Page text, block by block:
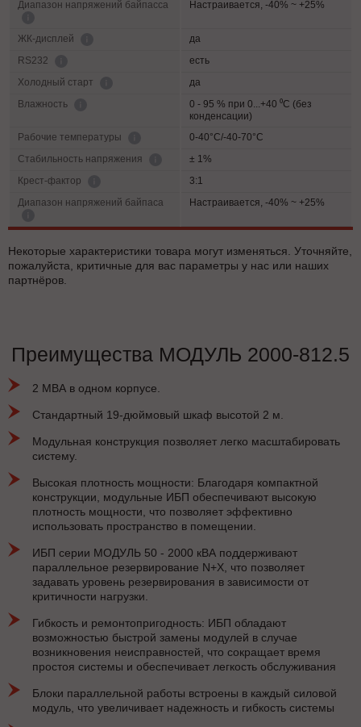
Диапазон напряжений байпасса Настраивается, -40% ~ +25%
ЖК-дисплей
да
RS232
есть
Холодный старт
да
Влажность
0 - 95 % при 0...+40 ⁰С (без
конденсации)
Рабочие температуры
0-40°C/-40-70°C
Cтабильность напряжения
± 1%
Крест-фактор
3:1
Диапазон напряжений байпаса
Настраивается, -40% ~ +25%
Некоторые характеристики товара могут изменяться. Уточняйте,
пожалуйста, критичные для вас параметры у нас или наших
партнёров.
Преимущества МОДУЛЬ 2000-812.5
2 МВА в одном корпусе.
Стандартный 19-дюймовый шкаф высотой 2 м.
Модульная конструкция позволяет легко масштабировать
систему.
Высокая плотность мощности: Благодаря компактной
конструкции, модульные ИБП обеспечивают высокую
плотность мощности, что позволяет эффективно
использовать пространство в помещении.
ИБП серии МОДУЛЬ 50 - 2000 кВА поддерживают
параллельное резервирование N+X, что позволяет
задавать уровень резервирования в зависимости от
критичности нагрузки.
Гибкость и ремонтопригодность: ИБП обладают
возможностью быстрой замены модулей в случае
возникновения неисправностей, что сокращает время
простоя системы и обеспечивает легкость обслуживания
Блоки параллельной работы встроены в каждый силовой
модуль, что увеличивает надежность и гибкость системы